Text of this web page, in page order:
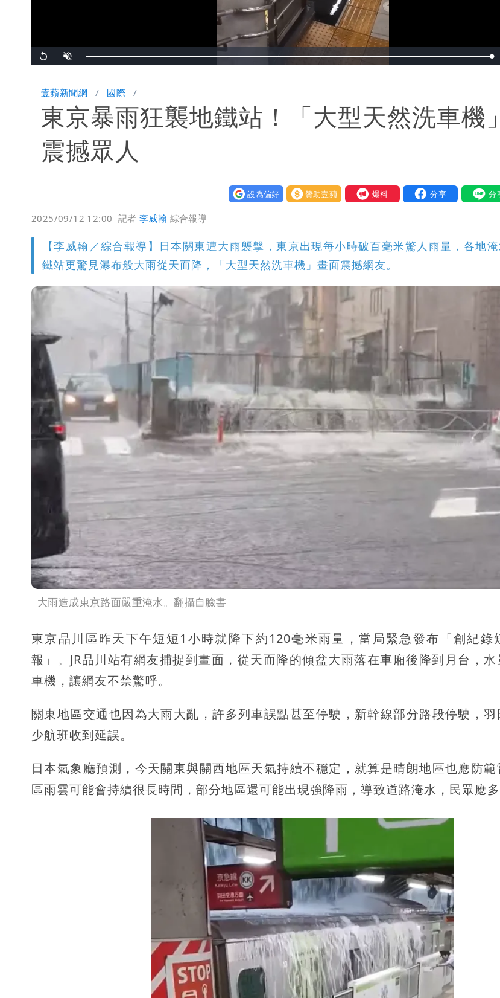
Replay Unmute Loaded:
100.00%
壹蘋新聞網 國際
東京暴雨狂襲地鐵站！「大型天然洗車機
震撼眾人
設為偏好 贊助壹蘋 我要爆料
2025/09/12 12:00 記者李威翰 綜合報導
【李威翰／綜合報導】日本關東遭大雨襲擊，東京出現每小時破百毫米驚人雨量，各地
鐵站更驚見瀑布般大雨從天而降，「大型天然洗車機」畫面震撼網友。
大雨造成東京路面嚴重淹水。翻攝自臉書
東京品川區昨天下午短短1小時就降下約120毫米雨量，當局緊急發布「創紀錄
報」。JR品川站有網友捕捉到畫面，從天而降的傾盆大雨落在車廂後降到月台，
車機，讓網友不禁驚呼。
關東地區交通也因為大雨大亂，許多列車誤點甚至停駛，新幹線部分路段停駛，
少航班收到延誤。
日本氣象廳預測，今天關東與關西地區天氣持續不穩定，就算是晴朗地區也應防
區雨雲可能會持續很長時間，部分地區還可能出現強降雨，導致道路淹水，民眾應多